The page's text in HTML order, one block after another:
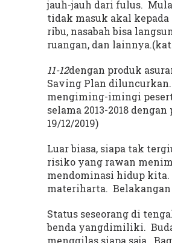
jauh-jauh dari fulus.
tidak masuk akal kepada
ribu, nasabah bisa
ruangan, dan
11-12dengan produk
Saving Plan
mengiming-imingi
selama 2013-2018
19/12/2019)
Luar biasa, siapa tak
risiko yang rawan
mendominasi hidup
materiharta.
Status seseorang di
benda yangdimiliki.
menggilas siapa saja.